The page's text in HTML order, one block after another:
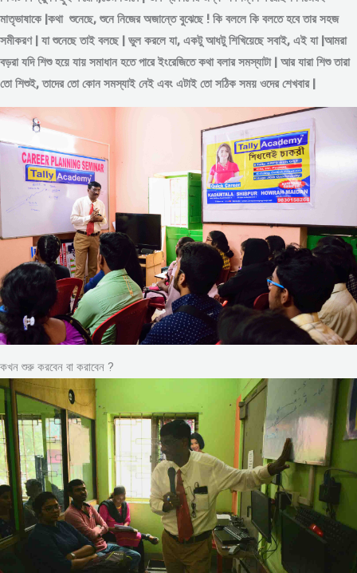
মাতৃভাষাকে |কথা শুনেছে, শুনে নিজের অজান্তে বুঝেছে ! কি বললে কি বলতে হবে তার সহজ
সমীকরণ | যা শুনেছে তাই বলছে | ভুল করলে যা, একটু আধটু শিখিয়েছে সবাই, এই যা |আমরা
বড়রা যদি শিশু হয়ে যায় সমাধান হতে পারে ইংরেজিতে কথা বলার সমস্যাটা | আর যারা শিশু তারা
তো শিশুই, তাদের তো কোন সমস্যাই নেই এবং এটাই তো সঠিক সময় ওদের শেখবার |
কখন শুরু করবেন বা করাবেন ?